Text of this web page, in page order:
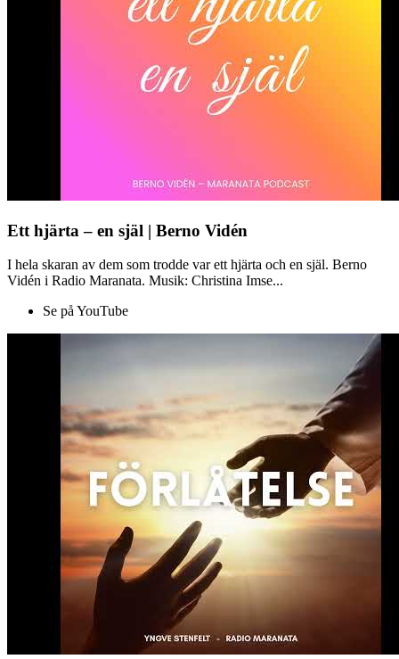
Ett hjärta – en själ | Berno Vidén
I hela skaran av dem som trodde var ett hjärta och en själ. Berno
Vidén i Radio Maranata. Musik: Christina Imse...
Se på YouTube